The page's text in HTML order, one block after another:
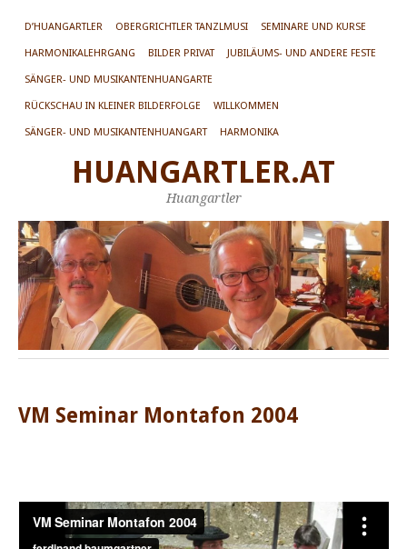
D’HUANGARTLER OBERGRICHTLER TANZLMUSI SEMINARE UND KURSE
HARMONIKALEHRGANG BILDER PRIVAT JUBILÄUMS- UND ANDERE FESTE
SÄNGER- UND MUSIKANTENHUANGARTE
RÜCKSCHAU IN KLEINER BILDERFOLGE WILLKOMMEN
SÄNGER- UND MUSIKANTENHUANGART HARMONIKA
HUANGARTLER.AT
Huangartler
VM Seminar Montafon 2004